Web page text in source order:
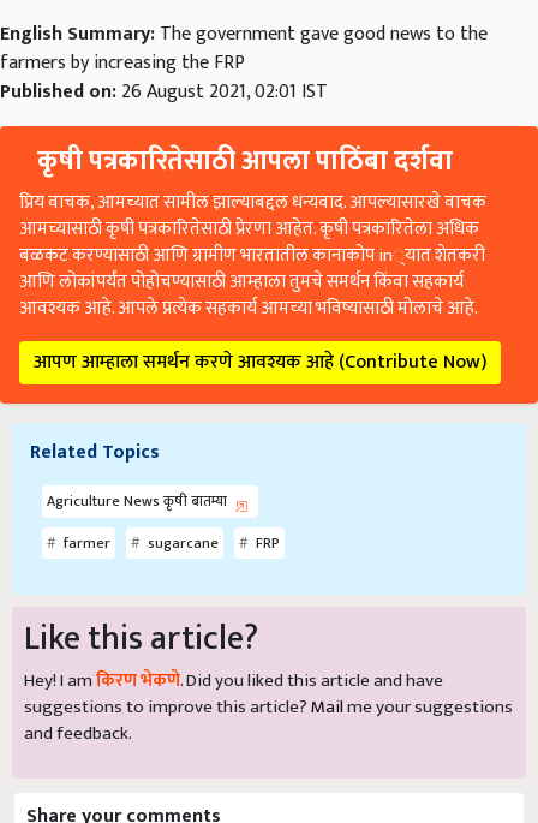
English Summary:The government gave good news to the
farmers by increasing the FRP
Published on:26 August 2021, 02:01 IST
कृषी पत्रकारितेसाठी आपला पाठिंबा दर्शवा
प्रिय वाचक, आमच्यात सामील झाल्याबद्दल धन्यवाद. आपल्यासारखे वाचक
आमच्यासाठी कृषी पत्रकारितेसाठी प्रेरणा आहेत. कृषी पत्रकारितेला अधिक
बळकट करण्यासाठी आणि ग्रामीण भारतातील कानाकोप in्यात शेतकरी
आणि लोकांपर्यंत पोहोचण्यासाठी आम्हाला तुमचे समर्थन किंवा सहकार्य
आवश्यक आहे. आपले प्रत्येक सहकार्य आमच्या भविष्यासाठी मोलाचे आहे.
आपण आम्हाला समर्थन करणे आवश्यक आहे (Contribute Now)
Related Topics
Agriculture News कृषी बातम्या
farmer
sugarcane FRP
Like this article?
Hey! I amकिरण भेकणे. Did you liked this article and have
suggestions to improve this article?Mailme your suggestions
and feedback.